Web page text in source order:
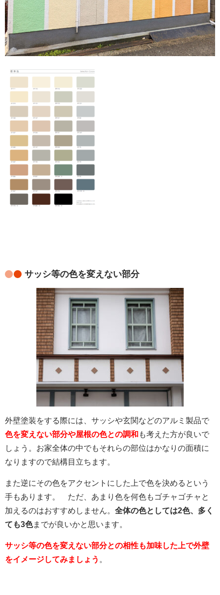
サッシ等の色を変えない部分
外壁塗装をする際には、サッシや玄関などのアルミ製品で
色を変えない部分や屋根の色との調和 も考えた方が良いで
しょう。お家全体の中でもそれらの部位はかなりの面積に
なりますので結構目立ちます。
また逆にその色をアクセントにした上で色を決めるという
手もあります。 ただ、あまり色を何色もゴチャゴチャと
加えるのはおすすめしません。 全体の色としては2色、多く
ても3色までが良いかと思います。
サッシ等の色を変えない部分との相性も加味した上で外壁
をイメージしてみましょう 。